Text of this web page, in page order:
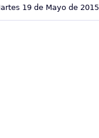
19 de Mayo de 2015